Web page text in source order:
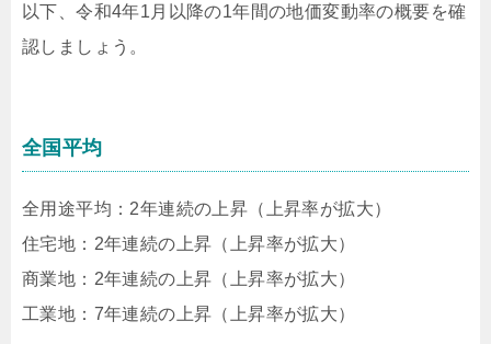
以下、令和4年1月以降の1年間の地価変動率の概要を確
認しましょう。
全国平均
全用途平均：2年連続の上昇（上昇率が拡大）
住宅地：2年連続の上昇（上昇率が拡大）
商業地：2年連続の上昇（上昇率が拡大）
工業地：7年連続の上昇（上昇率が拡大）